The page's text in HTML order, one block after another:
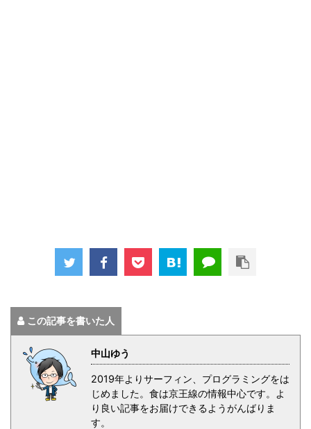
この記事を書いた人
中山ゆう
2019年よりサーフィン、プログラミングをは
じめました。食は京王線の情報中心です。よ
り良い記事をお届けできるようがんばりま
す。